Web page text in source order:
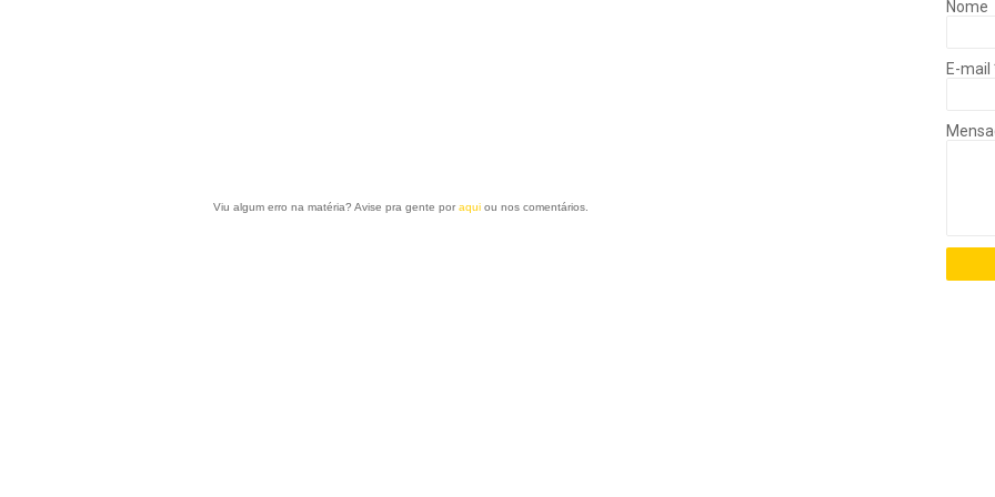
Viu algum erro na matéria? Avise pra gente por aqui ou nos comentários.
Nome
E-mail